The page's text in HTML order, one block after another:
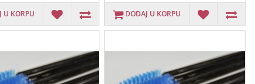
U KORPU DODAJ U KORPU